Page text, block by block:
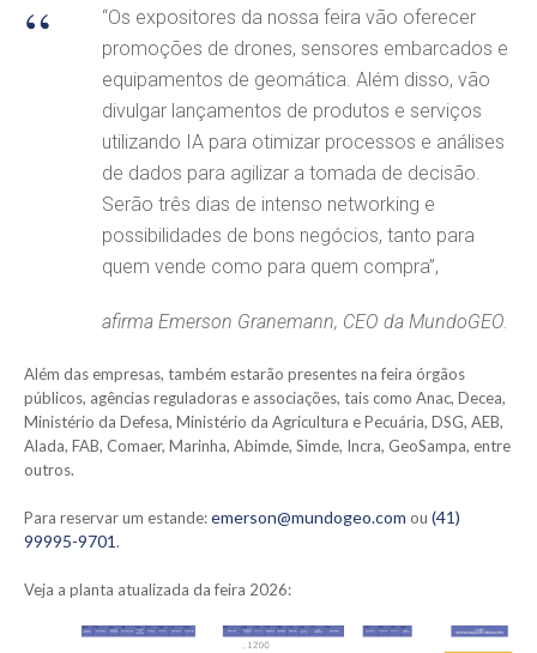
“Os expositores da nossa feira vão oferecer
promoções de drones, sensores embarcados e
equipamentos de geomática. Além disso, vão
divulgar lançamentos de produtos e serviços
utilizando IA para otimizar processos e análises
de dados para agilizar a tomada de decisão.
Serão três dias de intenso networking e
possibilidades de bons negócios, tanto para
quem vende como para quem compra”,
afirma Emerson Granemann, CEO da MundoGEO.
Além das empresas, também estarão presentes na feira órgãos
públicos, agências reguladoras e associações, tais como Anac, Decea,
Ministério da Defesa, Ministério da Agricultura e Pecuária, DSG, AEB,
Alada, FAB, Comaer, Marinha, Abimde, Simde, Incra, GeoSampa, entre
outros.
Para reservar um estande:emerson@mundogeo.com ou (41)
99995-9701.
Veja a planta atualizada da feira 2026: